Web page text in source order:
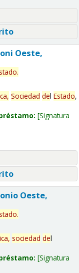
Oeste,
.
Sociedad del Estado,
Signatura
Oeste,
.
sociedad del
Signatura